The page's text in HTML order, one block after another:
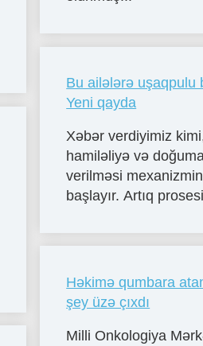
Bu ailələrə uşaqpulu
Yeni qayda
Xəbər verdiyimiz
hamiləliyə və
verilməsi
başlayır. Artıq
Həkimə qumbara
şey üzə çıxdı
Milli Onkologiya